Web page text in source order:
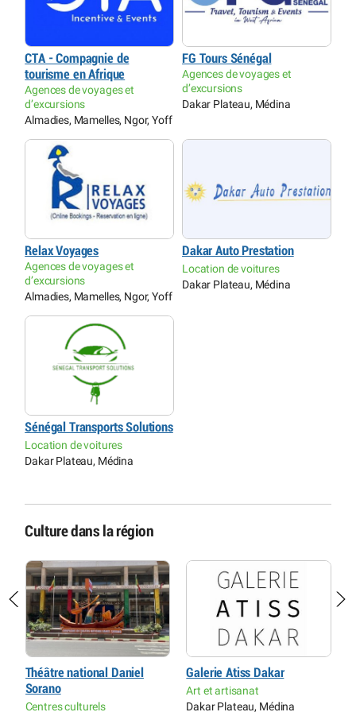
CTA - Compagnie de
tourisme en Afrique
Agences de voyages et
d’excursions
Almadies, Mamelles, Ngor, Yoff
FG Tours Sénégal
Agences de voyages et
d’excursions
Dakar Plateau, Médina
Relax Voyages
Agences de voyages et
d’excursions
Almadies, Mamelles, Ngor, Yoff
Dakar Auto Prestation
Location de voitures
Dakar Plateau, Médina
Sénégal Transports Solutions
Location de voitures
Dakar Plateau, Médina
Culture dans la région
Théâtre national Daniel
Sorano
Centres culturels
Galerie Atiss Dakar
Art et artisanat
Dakar Plateau, Médina